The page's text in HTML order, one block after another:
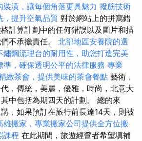
裝潢，讓每個角落更具魅力 撥筋技術
，提升空氣品質 對於網站上的拼寫錯
計算計劃中的任何錯誤以及圖片和描
不承擔責任。 北部地區安養院的選
鏽鋼流理台的耐用性，助您打造完美
準，確保透明公平的法律服務 專業
緻茶會，提供美味的茶會餐點 藝術，
，傳統，美麗，優雅，時尚，北意大
中包括為期四天的計劃。 總的來
，如果預訂在旅行前長達14天，則被
雄搬家，專業搬家公司提供全方位搬
課程 在此期間，旅遊經營者希望填補